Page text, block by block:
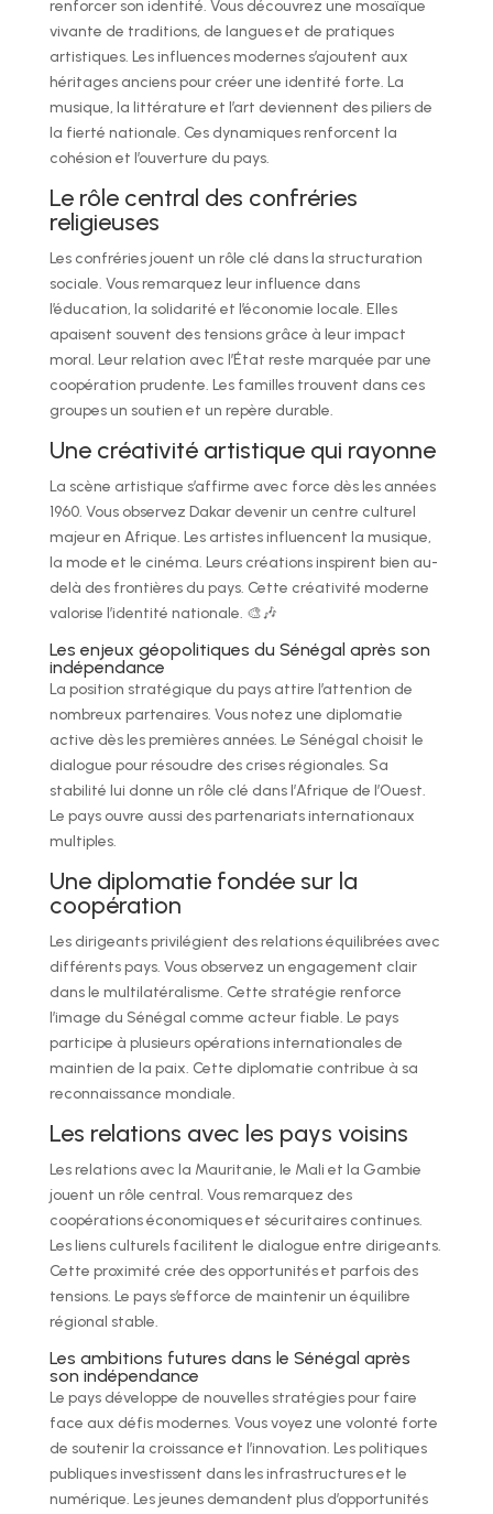
renforcer son identité. Vous découvrez une mosaïque
vivante de traditions, de langues et de pratiques
artistiques. Les influences modernes s’ajoutent aux
héritages anciens pour créer une identité forte. La
musique, la littérature et l’art deviennent des piliers de
la fierté nationale. Ces dynamiques renforcent la
cohésion et l’ouverture du pays.
Le rôle central des confréries
religieuses
Les confréries jouent un rôle clé dans la structuration
sociale. Vous remarquez leur influence dans
l’éducation, la solidarité et l’économie locale. Elles
apaisent souvent des tensions grâce à leur impact
moral. Leur relation avec l’État reste marquée par une
coopération prudente. Les familles trouvent dans ces
groupes un soutien et un repère durable.
Une créativité artistique qui rayonne
La scène artistique s’affirme avec force dès les années
1960. Vous observez Dakar devenir un centre culturel
majeur en Afrique. Les artistes influencent la musique,
la mode et le cinéma. Leurs créations inspirent bien au-
delà des frontières du pays. Cette créativité moderne
valorise l’identité nationale. 🎨🎶
Les enjeux géopolitiques du Sénégal après son
indépendance
La position stratégique du pays attire l’attention de
nombreux partenaires. Vous notez une diplomatie
active dès les premières années. Le Sénégal choisit le
dialogue pour résoudre des crises régionales. Sa
stabilité lui donne un rôle clé dans l’Afrique de l’Ouest.
Le pays ouvre aussi des partenariats internationaux
multiples.
Une diplomatie fondée sur la
coopération
Les dirigeants privilégient des relations équilibrées avec
différents pays. Vous observez un engagement clair
dans le multilatéralisme. Cette stratégie renforce
l’image du Sénégal comme acteur fiable. Le pays
participe à plusieurs opérations internationales de
maintien de la paix. Cette diplomatie contribue à sa
reconnaissance mondiale.
Les relations avec les pays voisins
Les relations avec la Mauritanie, le Mali et la Gambie
jouent un rôle central. Vous remarquez des
coopérations économiques et sécuritaires continues.
Les liens culturels facilitent le dialogue entre dirigeants.
Cette proximité crée des opportunités et parfois des
tensions. Le pays s’efforce de maintenir un équilibre
régional stable.
Les ambitions futures dans le Sénégal après
son indépendance
Le pays développe de nouvelles stratégies pour faire
face aux défis modernes. Vous voyez une volonté forte
de soutenir la croissance et l’innovation. Les politiques
publiques investissent dans les infrastructures et le
numérique. Les jeunes demandent plus d’opportunités